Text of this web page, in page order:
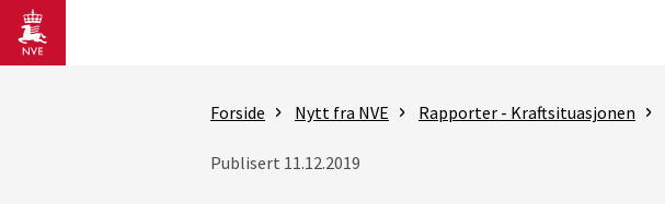
Gå til hovedinnhold
Forside Nytt fra NVE Rapporter - Kraftsituasjonen
Publisert 11.12.2019